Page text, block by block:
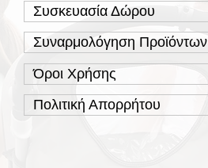
Συσκευασία Δώρου
Συναρμολόγηση Προϊόντων
Όροι Χρήσης
Πολιτική Απορρήτου